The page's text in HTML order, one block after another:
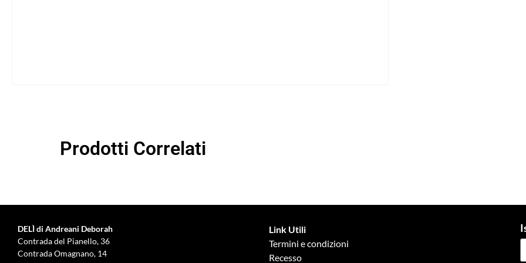
Prodotti Correlati
DELÌ di Andreani Deborah
Contrada del Pianello, 36
Contrada Omagnano, 14
Link Utili
Termini e condizioni
Recesso